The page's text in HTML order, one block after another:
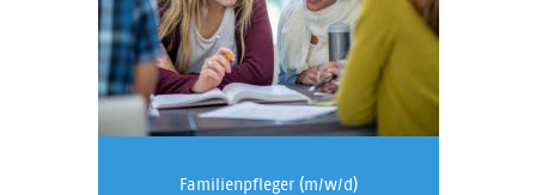
Familienpfleger (m/w/d)